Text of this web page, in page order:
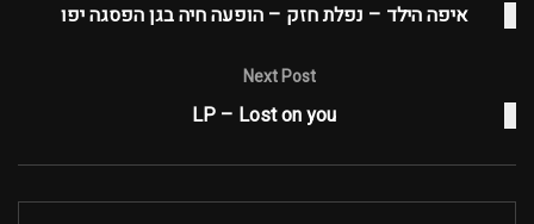
איפה הילד – נפלת חזק – הופעה חיה בגן הפסגה יפו
Next Post
LP – Lost on you